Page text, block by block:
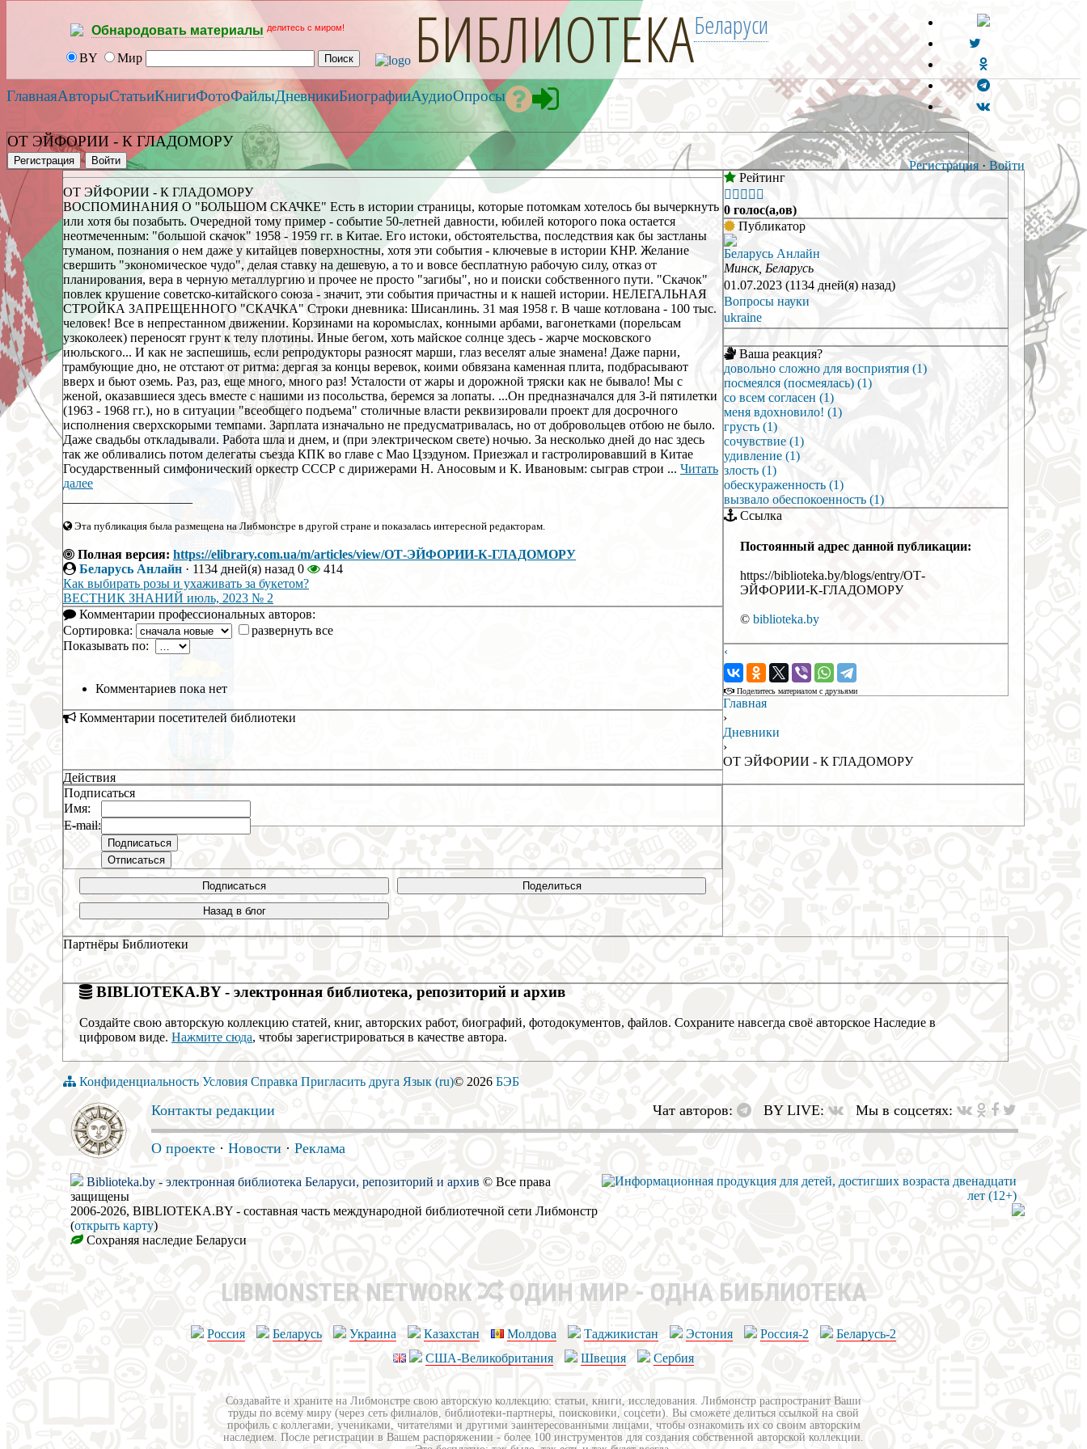
Обнародовать материалы делитесь с миром!
BY Мир БИБЛИОТЕКАБеларуси
Регистрация · Войти
ГлавнаяАвторыСтатьиКнигиФотоФайлыДневникиБиографииАудиоОпросы
ОТ ЭЙФОРИИ - К ГЛАДОМОРУ
Регистрация Войти
ОТ ЭЙФОРИИ - К ГЛАДОМОРУ
ВОСПОМИНАНИЯ О "БОЛЬШОМ СКАЧКЕ" Есть в истории страницы, которые потомкам хотелось бы вычеркнуть
или хотя бы позабыть. Очередной тому пример - событие 50-летней давности, юбилей которого пока остается
неотмеченным: "большой скачок" 1958 - 1959 гг. в Китае. Его истоки, обстоятельства, последствия как бы застланы
туманом, познания о нем даже у китайцев поверхностны, хотя эти события - ключевые в истории КНР. Желание
свершить "экономическое чудо", делая ставку на дешевую, а то и вовсе бесплатную рабочую силу, отказ от
планирования, вера в черную металлургию и прочее не просто "загибы", но и поиски собственного пути. "Скачок"
повлек крушение советско-китайского союза - значит, эти события причастны и к нашей истории. НЕЛЕГАЛЬНАЯ
СТРОЙКА ЗАПРЕЩЕННОГО "СКАЧКА" Строки дневника: Шисанлинь. 31 мая 1958 г. В чаше котлована - 100 тыс.
человек! Все в непрестанном движении. Корзинами на коромыслах, конными арбами, вагонетками (порельсам
узкоколеек) переносят грунт к телу плотины. Иные бегом, хоть майское солнце здесь - жарче московского
июльского... И как не заспешишь, если репродукторы разносят марши, глаз веселят алые знамена! Даже парни,
трамбующие дно, не отстают от ритма: дергая за концы веревок, коими обвязана каменная плита, подбрасывают
вверх и бьют оземь. Раз, раз, еще много, много раз! Усталости от жары и дорожной тряски как не бывало! Мы с
женой, оказавшиеся здесь вместе с нашими из посольства, беремся за лопаты. ...Он предназначался для 3-й пятилетки
(1963 - 1968 гг.), но в ситуации "всеобщего подъема" столичные власти реквизировали проект для досрочного
исполнения сверхскорыми темпами. Зарплата изначально не предусматривалась, но от добровольцев отбою не было.
Даже свадьбы откладывали. Работа шла и днем, и (при электрическом свете) ночью. За несколько дней до нас здесь
так же обливались потом делегаты съезда КПК во главе с Мао Цзэдуном. Приезжал и гастролировавший в Китае
Государственный симфонический оркестр СССР с дирижерами Н. Аносовым и К. Ивановым: сыграв строи ... Читать
далее
Эта публикация была размещена на Либмонстре в другой стране и показалась интересной редакторам.
Полная версия: https://elibrary.com.ua/m/articles/view/ОТ-ЭЙФОРИИ-К-ГЛАДОМОРУ
Беларусь Анлайн · 1134 дней(я) назад 0
414
Как выбирать розы и ухаживать за букетом?
ВЕСТНИК ЗНАНИЙ июль, 2023 № 2
Комментарии профессиональных авторов:
Сортировка:
развернуть все
Показывать по:
Комментариев пока нет
Комментарии посетителей библиотеки
Действия
Подписаться
Имя:
E-mail:
Подписаться Поделиться
Назад в блог
Рейтинг
    
0 голос(а,ов)
Публикатор
Беларусь Анлайн
Минск, Беларусь
01.07.2023 (1134 дней(я) назад)
Вопросы науки
ukraine
Ваша реакция?
довольно сложно для восприятия (1)
посмеялся (посмеялась) (1)
со всем согласен (1)
меня вдохновило! (1)
грусть (1)
сочувствие (1)
удивление (1)
злость (1)
обескураженность (1)
вызвало обеспокоенность (1)
Ссылка
Постоянный адрес данной публикации:
https://biblioteka.by/blogs/entry/ОТ-
ЭЙФОРИИ-К-ГЛАДОМОРУ
© biblioteka.by
‹
›
Поделитесь материалом с друзьями
Партнёры Библиотеки
BIBLIOTEKA.BY - электронная библиотека, репозиторий и архив
Создайте свою авторскую коллекцию статей, книг, авторских работ, биографий, фотодокументов, файлов. Сохраните навсегда своё авторское Наследие в
цифровом виде. Нажмите сюда, чтобы зарегистрироваться в качестве автора.
Главная
›
Дневники
›
ОТ ЭЙФОРИИ - К ГЛАДОМОРУ
Конфиденциальность Условия Справка Пригласить друга Язык (ru)© 2026 БЭБ
Контакты редакции Чат авторов: BY LIVE: Мы в соцсетях:
О проекте · Новости · Реклама
Biblioteka.by - электронная библиотека Беларуси, репозиторий и архив © Все права
защищены
2006-2026, BIBLIOTEKA.BY - составная часть международной библиотечной сети Либмонстр
(открыть карту)
Сохраняя наследие Беларуси
LIBMONSTER NETWORK ОДИН МИР - ОДНА БИБЛИОТЕКА
Россия Беларусь Украина Казахстан Молдова Таджикистан Эстония Россия-2
Беларусь-2
США-Великобритания
Швеция Сербия
Создавайте и храните на Либмонстре свою авторскую коллекцию: статьи, книги, исследования. Либмонстр распространит Ваши
труды по всему миру (через сеть филиалов, библиотеки-партнеры, поисковики, соцсети). Вы сможете делиться ссылкой на свой
профиль с коллегами, учениками, читателями и другими заинтересованными лицами, чтобы ознакомить их со своим авторским
наследием. После регистрации в Вашем распоряжении - более 100 инструментов для создания собственной авторской коллекции.